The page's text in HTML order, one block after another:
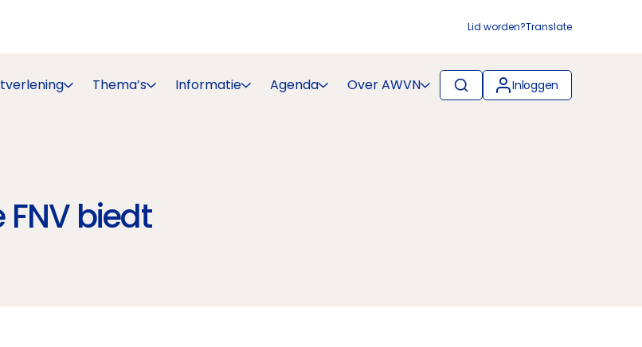
Lid worden?Translate
Thema’s Informatie Agenda Over AWVN Inloggen
biedt